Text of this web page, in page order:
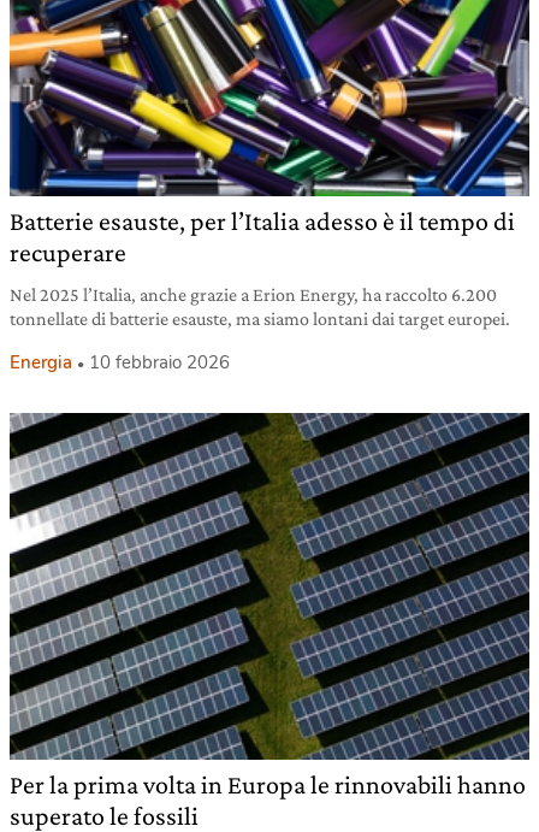
Batterie esauste, per l’Italia adesso è il tempo di
recuperare
Nel 2025 l’Italia, anche grazie a Erion Energy, ha raccolto 6.200
tonnellate di batterie esauste, ma siamo lontani dai target europei.
Energia 10 febbraio 2026
Per la prima volta in Europa le rinnovabili hanno
superato le fossili